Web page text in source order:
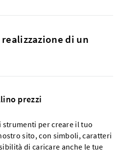
di un
prezzi
strumenti per creare il tuo
sito, con simboli, caratteri
di caricare anche le tue